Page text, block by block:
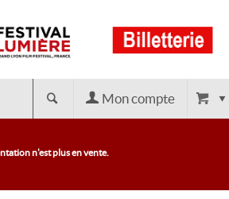
Mon compte
n'est plus en vente.